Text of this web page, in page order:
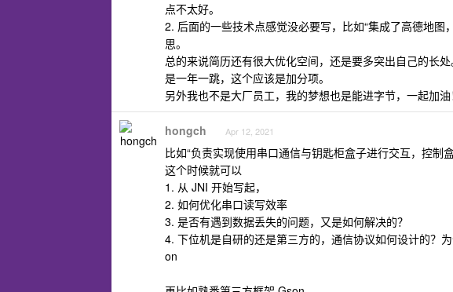
点不太好。
2. 后面的一些技术点感觉没必要写，比如“集成了高德地图
思。
总的来说简历还有很大优化空间，还是要多突出自己的长
是一年一跳，这个应该是加分项。
另外我也不是大厂员工，我的梦想也是能进字节，一起加油
hongch Apr 12, 2021
比如“负责实现使用串口通信与钥匙柜盒子进行交互，控制
这个时候就可以
1. 从 JNI 开始写起，
2. 如何优化串口读写效率
3. 是否有遇到数据丢失的问题，又是如何解决的？
4. 下位机是自研的还是第三方的，通信协议如何设计的？
on